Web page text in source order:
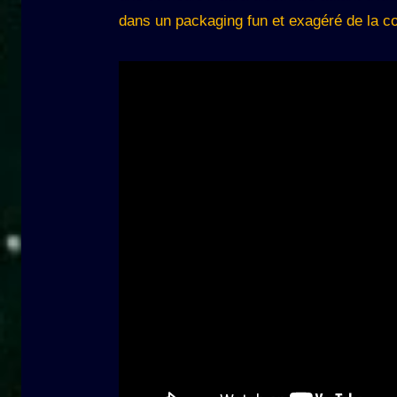
dans un packaging fun et exagéré de la